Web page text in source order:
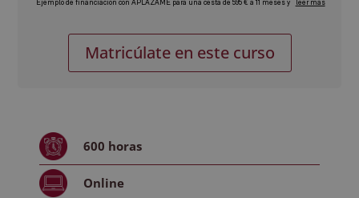
en
Trastornos
cantidad
Matricúlate en este curso
600 horas
Online